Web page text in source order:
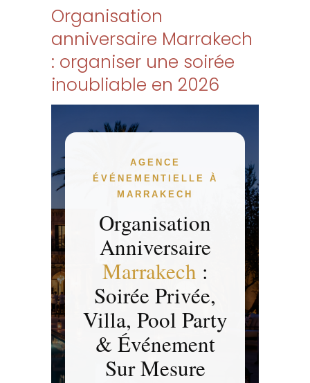
Organisation
anniversaire Marrakech
: organiser une soirée
inoubliable en 2026
AGENCE
ÉVÉNEMENTIELLE À
MARRAKECH
Organisation
Anniversaire
Marrakech :
Soirée Privée,
Villa, Pool Party
& Événement
Sur Mesure